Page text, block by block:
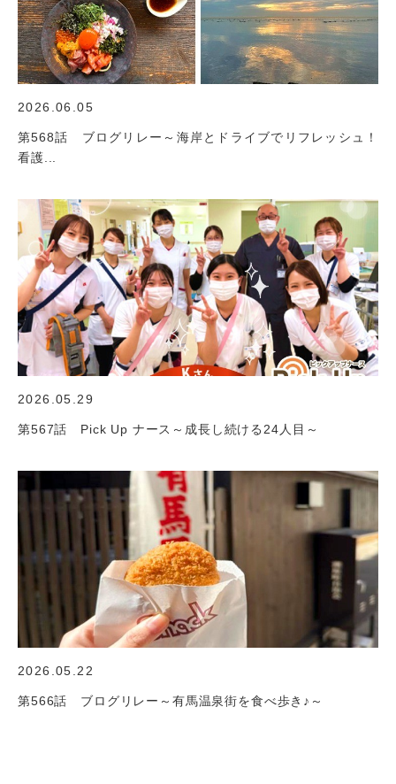
2026.06.05
第568話 ブログリレー～海岸とドライブでリフレッシュ！
看護...
2026.05.29
第567話 Pick Up ナース～成長し続ける24人目～
2026.05.22
第566話 ブログリレー～有馬温泉街を食べ歩き♪～